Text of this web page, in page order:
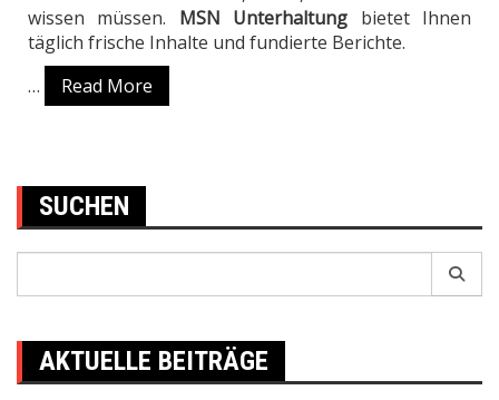
wissen müssen. MSN Unterhaltung bietet Ihnen
täglich frische Inhalte und fundierte Berichte.
…
Read More
SUCHEN
AKTUELLE BEITRÄGE